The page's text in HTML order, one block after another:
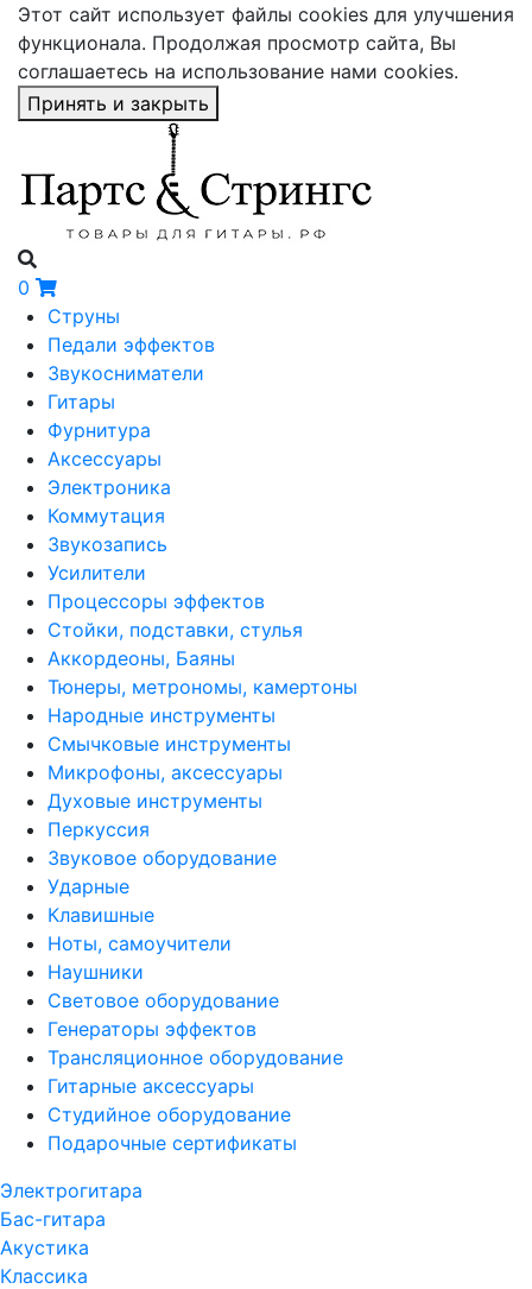
Этот сайт использует файлы cookies для улучшения
функционала. Продолжая просмотр сайта, Вы
соглашаетесь на использование нами cookies.
Принять и закрыть
0
Струны
Педали эффектов
Звукосниматели
Гитары
Фурнитура
Аксессуары
Электроника
Коммутация
Звукозапись
Усилители
Процессоры эффектов
Стойки, подставки, стулья
Аккордеоны, Баяны
Тюнеры, метрономы, камертоны
Народные инструменты
Смычковые инструменты
Микрофоны, аксессуары
Духовые инструменты
Перкуссия
Звуковое оборудование
Ударные
Клавишные
Ноты, самоучители
Наушники
Световое оборудование
Генераторы эффектов
Трансляционное оборудование
Гитарные аксессуары
Студийное оборудование
Подарочные сертификаты
Электрогитара
Бас-гитара
Акустика
Классика